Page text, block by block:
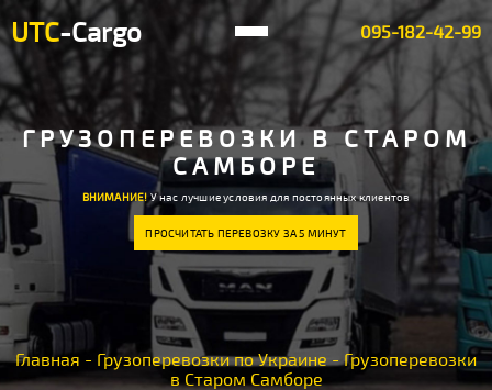
UTC-Cargo 095-182-42-99
ГРУЗОПЕРЕВОЗКИ В СТАРОМ
САМБОРЕ
ВНИМАНИЕ!У нас лучшие условия для постоянных клиентов
ПРОСЧИТАТЬ ПЕРЕВОЗКУ ЗА 5 МИНУТ
Главная - Грузоперевозки по Украине -Грузоперевозки
в Старом Самборе